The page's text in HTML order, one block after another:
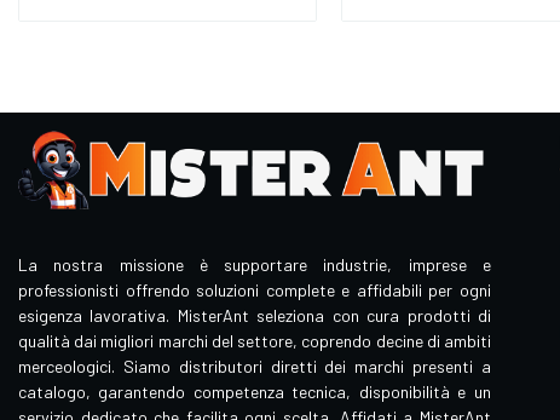
La nostra missione è supportare industrie, imprese e
professionisti offrendo soluzioni complete e affidabili per ogni
esigenza lavorativa. MisterAnt seleziona con cura prodotti di
qualità dai migliori marchi del settore, coprendo decine di ambiti
merceologici. Siamo distributori diretti dei marchi presenti a
catalogo, garantendo competenza tecnica, disponibilità e un